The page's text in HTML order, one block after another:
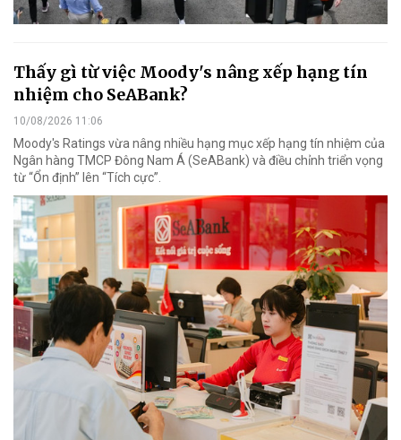
Thấy gì từ việc Moody's nâng xếp hạng tín
nhiệm cho SeABank?
10/08/2026 11:06
Moody's Ratings vừa nâng nhiều hạng mục xếp hạng tín nhiệm của
Ngân hàng TMCP Đông Nam Á (SeABank) và điều chỉnh triển vọng
từ “Ổn định” lên “Tích cực”.